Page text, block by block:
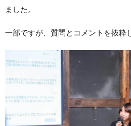
ました。
一部ですが、質問とコメントを抜粋